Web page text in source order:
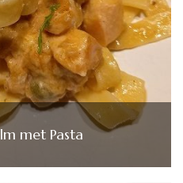
met Pasta